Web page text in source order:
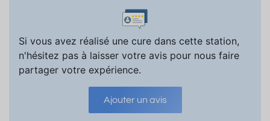
Si vous avez réalisé une cure dans cette station,
n'hésitez pas à laisser votre avis pour nous faire
partager votre expérience.
Ajouter un avis